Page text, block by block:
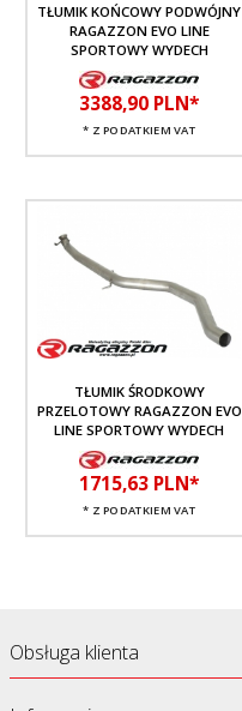
TŁUMIK KOŃCOWY PODWÓJNY
RAGAZZON EVO LINE
SPORTOWY WYDECH
3388,90 PLN*
* Z PODATKIEM VAT
TŁUMIK ŚRODKOWY
PRZELOTOWY RAGAZZON EVO
LINE SPORTOWY WYDECH
1715,63 PLN*
* Z PODATKIEM VAT
Obsługa klienta